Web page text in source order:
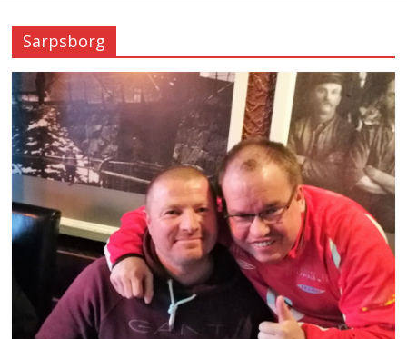
Sarpsborg